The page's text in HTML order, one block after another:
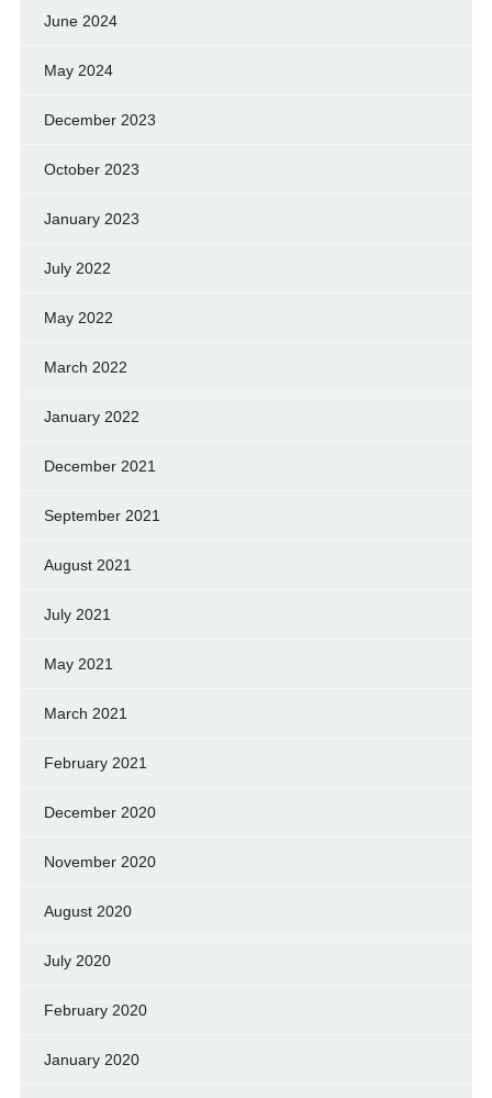
June 2024
May 2024
December 2023
October 2023
January 2023
July 2022
May 2022
March 2022
January 2022
December 2021
September 2021
August 2021
July 2021
May 2021
March 2021
February 2021
December 2020
November 2020
August 2020
July 2020
February 2020
January 2020